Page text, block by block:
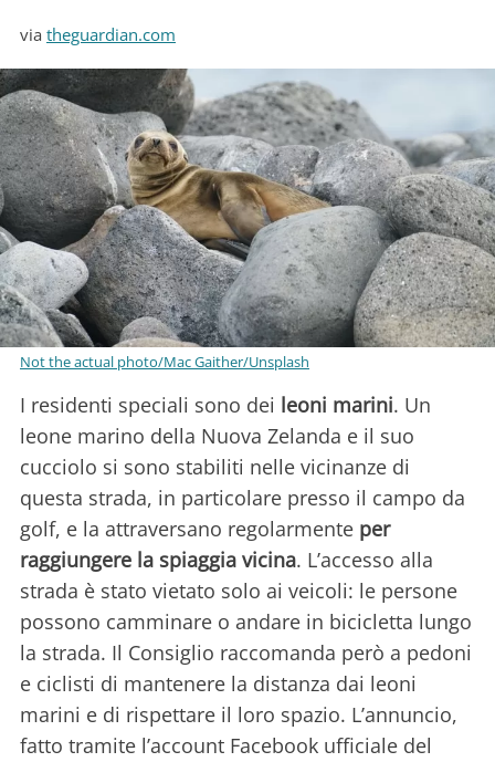
via theguardian.com
Not the actual photo/Mac Gaither/Unsplash
I residenti speciali sono dei leoni marini. Un
leone marino della Nuova Zelanda e il suo
cucciolo si sono stabiliti nelle vicinanze di
questa strada, in particolare presso il campo da
golf, e la attraversano regolarmente per
raggiungere la spiaggia vicina. L’accesso alla
strada è stato vietato solo ai veicoli: le persone
possono camminare o andare in bicicletta lungo
la strada. Il Consiglio raccomanda però a pedoni
e ciclisti di mantenere la distanza dai leoni
marini e di rispettare il loro spazio. L’annuncio,
fatto tramite l’account Facebook ufficiale del